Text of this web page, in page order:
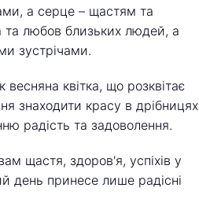
а серце – щастям та
та любов близьких людей, а
зустрічами.
квітка, що розквітає
знаходити красу в дрібницях
радість та задоволення.
щастя, здоров'я, успіхів у
день принесе лише радісні